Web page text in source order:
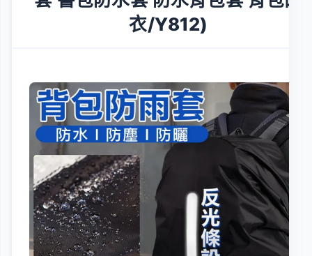
衣/Y812)